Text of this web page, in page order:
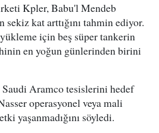
Kpler, Babu'l Mendeb
kat arttığını tahmin ediyor.
için beş süper tankerin
en yoğun günlerinden birini
Aramco tesislerini hedef
operasyonel veya mali
yaşanmadığını söyledi.